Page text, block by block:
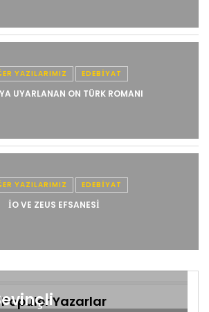
YAZILARIMIZ EDEBIYAT
UYARLANAN ON TÜRK ROMANI
YAZILARIMIZ EDEBIYAT
İO VE ZEUS EFSANESI
Popüler Yazarlar